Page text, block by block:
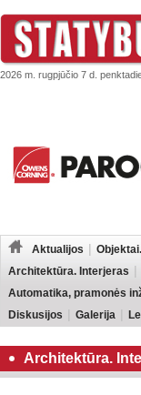
2026 m. rugpjūčio 7 d.
Aktualijos
Architektūra. Interjeras
Automatika, pramonės
Diskusijos
Galerija
Architektūra.